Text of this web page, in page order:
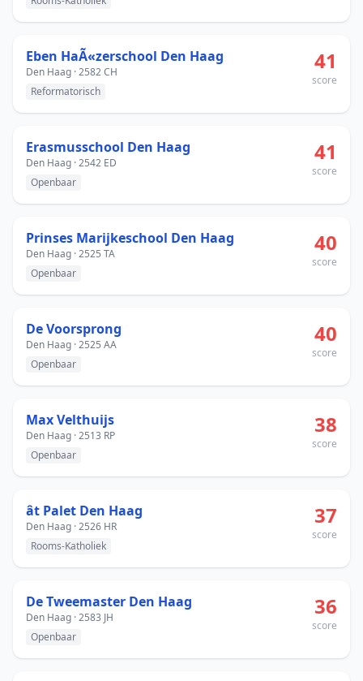
Eben HaÃ«zerschool Den Haag
Den Haag · 2582 CH
Reformatorisch
41
score
Erasmusschool Den Haag
Den Haag · 2542 ED
Openbaar
41
score
Prinses Marijkeschool Den Haag
Den Haag · 2525 TA
Openbaar
40
score
De Voorsprong
Den Haag · 2525 AA
Openbaar
40
score
Max Velthuijs
Den Haag · 2513 RP
Openbaar
38
score
ât Palet Den Haag
Den Haag · 2526 HR
Rooms-Katholiek
37
score
De Tweemaster Den Haag
Den Haag · 2583 JH
Openbaar
36
score